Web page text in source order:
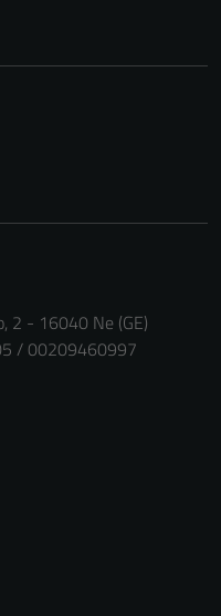
2 - 16040 Ne (GE)
/ 00209460997